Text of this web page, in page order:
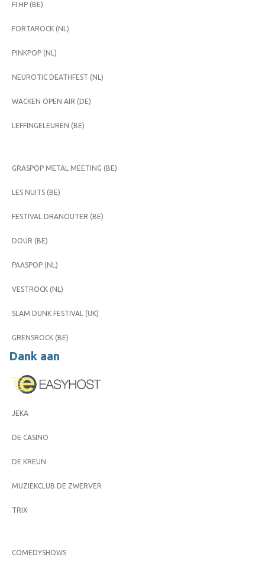
FI:HP (BE)
FORTAROCK (NL)
PINKPOP (NL)
NEUROTIC DEATHFEST (NL)
WACKEN OPEN AIR (DE)
LEFFINGELEUREN (BE)
GRASPOP METAL MEETING (BE)
LES NUITS (BE)
FESTIVAL DRANOUTER (BE)
DOUR (BE)
PAASPOP (NL)
VESTROCK (NL)
SLAM DUNK FESTIVAL (UK)
GRENSROCK (BE)
Dank aan
JEKA
DE CASINO
DE KREUN
MUZIEKCLUB DE ZWERVER
TRIX
COMEDYSHOWS